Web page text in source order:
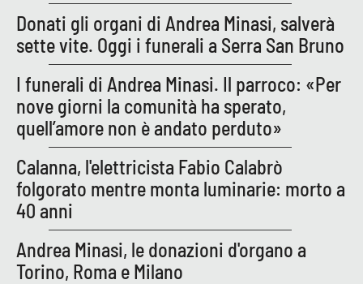
STREAMING
LaC TV
LaC Network
LaC OnAir
EDIZIONI
LOCALI
Catanzaro
Donati gli organi di Andrea Minasi, salverà
sette vite. Oggi i funerali a Serra San Bruno
I funerali di Andrea Minasi. Il parroco: «Per
nove giorni la comunità ha sperato,
quell’amore non è andato perduto»
Calanna, l'elettricista Fabio Calabrò
folgorato mentre monta luminarie: morto a
40 anni
Andrea Minasi, le donazioni d'organo a
Torino, Roma e Milano